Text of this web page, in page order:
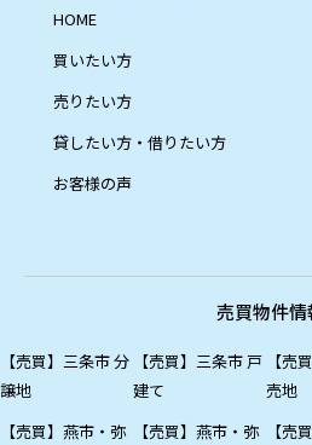
HOME
買いたい方
売りたい方
貸したい方・借りたい方
お客様の声
売買物件情
【売買】三条市 分
譲地
【売買】燕市・弥
【売買】三条市 戸
建て
【売買】燕市・弥
【売
売地
【売